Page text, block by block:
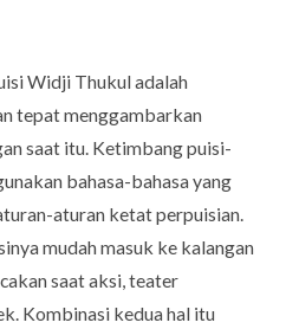
Widji Thukul adalah
tepat menggambarkan
saat itu. Ketimbang puisi-
bahasa-bahasa yang
aturan ketat perpuisian.
mudah masuk ke kalangan
saat aksi, teater
Kombinasi kedua hal itu